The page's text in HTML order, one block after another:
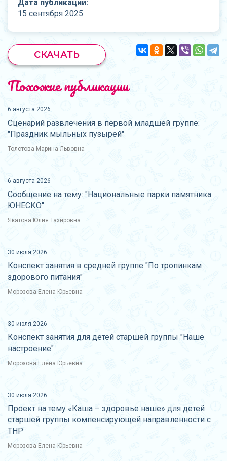
Дата публикации:
15 сентября 2025
СКАЧАТЬ
Похожие публикации
6 августа 2026
Сценарий развлечения в первой младшей группе:
"Праздник мыльных пузырей"
Толстова Марина Львовна
6 августа 2026
Сообщение на тему: "Национальные парки памятника
ЮНЕСКО"
Якатова Юлия Тахировна
30 июля 2026
Конспект занятия в средней группе "По тропинкам
здорового питания"
Морозова Елена Юрьевна
30 июля 2026
Конспект занятия для детей старшей группы "Наше
настроение"
Морозова Елена Юрьевна
30 июля 2026
Проект на тему «Каша – здоровье наше» для детей
старшей группы компенсирующей направленности с
ТНР
Морозова Елена Юрьевна